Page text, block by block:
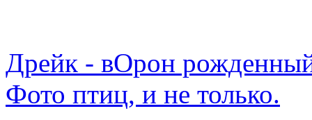
Дрейк - вОрон
Фото птиц, и не только.